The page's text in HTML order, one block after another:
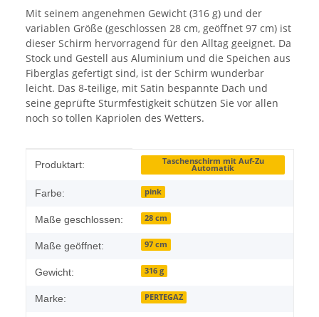
Mit seinem angenehmen Gewicht (316 g) und der
variablen Größe (geschlossen 28 cm, geöffnet 97 cm) ist
dieser Schirm hervorragend für den Alltag geeignet. Da
Stock und Gestell aus Aluminium und die Speichen aus
Fiberglas gefertigt sind, ist der Schirm wunderbar
leicht. Das 8-teilige, mit Satin bespannte Dach und
seine geprüfte Sturmfestigkeit schützen Sie vor allen
noch so tollen Kapriolen des Wetters.
Produkteigenschaft
Wert
Produktart: Taschenschirm mit Auf-Zu
Automatik
Farbe: pink
Maße geschlossen: 28 cm
Maße geöffnet: 97 cm
Gewicht: 316 g
Marke: PERTEGAZ